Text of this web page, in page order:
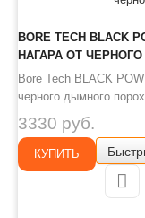
BORE TECH BLACK
НАГАРА ОТ
Bore Tech BLACK
черного дымного
средство для
Фирменная формула
ингредиентов,
слои остатков порош..
3330 руб.
КУПИТЬ